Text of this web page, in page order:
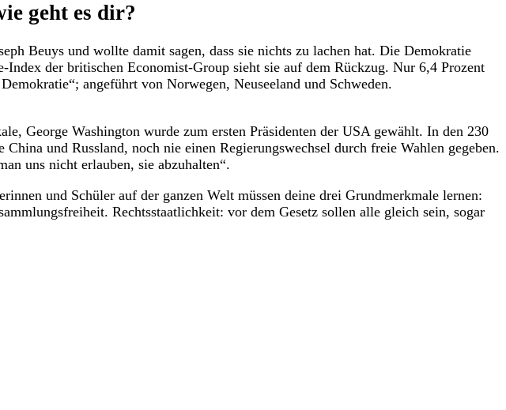
geht es dir?
Beuys und wollte damit sagen, dass sie nichts zu lachen hat. Die Demokratie
der britischen Economist-Group sieht sie auf dem Rückzug. Nur 6,4 Prozent
angeführt von Norwegen, Neuseeland und Schweden.
George Washington wurde zum ersten Präsidenten der USA gewählt. In den 230
und Russland, noch nie einen Regierungswechsel durch freie Wahlen gegeben.
uns nicht erlauben, sie abzuhalten“.
und Schüler auf der ganzen Welt müssen deine drei Grundmerkmale lernen:
Rechtsstaatlichkeit: vor dem Gesetz sollen alle gleich sein, sogar